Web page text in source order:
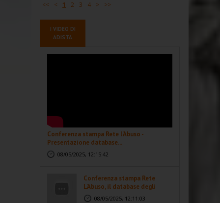
<< < 1 2 3 4 > >>
I VIDEO DI
ADISTA
Conferenza stampa Rete l'Abuso -
Presentazione database...
08/05/2025, 12:15:42
Conferenza stampa Rete
L'Abuso, il database degli
abusi...08/05/2025, 12:11:03